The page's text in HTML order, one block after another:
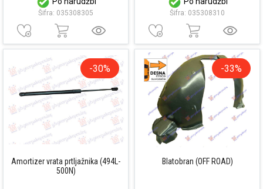
Šifra: 035308305 Šifra: 035308310
-30%
Amortizer vrata prtljažnika (494L-
500N)
-33%
Blatobran (OFF ROAD)